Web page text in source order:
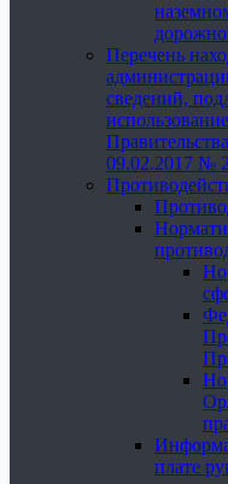
Перечень
сведений,
09.02.2017 №
плате